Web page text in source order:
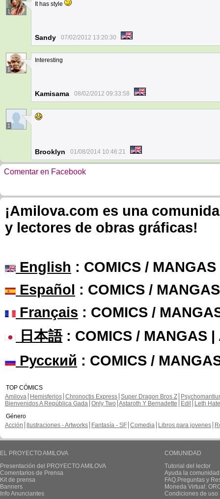
1
It has style
Sandy 07/02/2012 13:20:30
1
Interesting
Kamisama 08/02/2012 09:33:58
1
Brooklyn 01/08/2014 10:46:21
Comentar en Facebook
¡Amilova.com es una
y lectores de obras gráficas!
English : COMICS /
Español : COMICS /
Français : COMICS /
日本語: COMICS / MANGAS |
Русский : COMICS /
TOP CÓMICS
Amilova
Hemisferios Chronoctis Express Super Dragon Bros Z
Bienvenidos A República Gada Only Two Astaroth Y Bernadette Edil
Leth Hate
Género
Acción
Ilustraciones - Artworks Fantasía - SF Comedia Libros para jovenes
EL PROYECTO AMILOVA
Presentación del PROYECTO AMILOVA
Comentarios de Prensa
Kit de prensa
Banners
Info Anunciantes
COMUNIDAD
Tutorial del lector
Ayuda la
FAQ.Preguntas y
Moneda Virtual:
Condiciones de uso